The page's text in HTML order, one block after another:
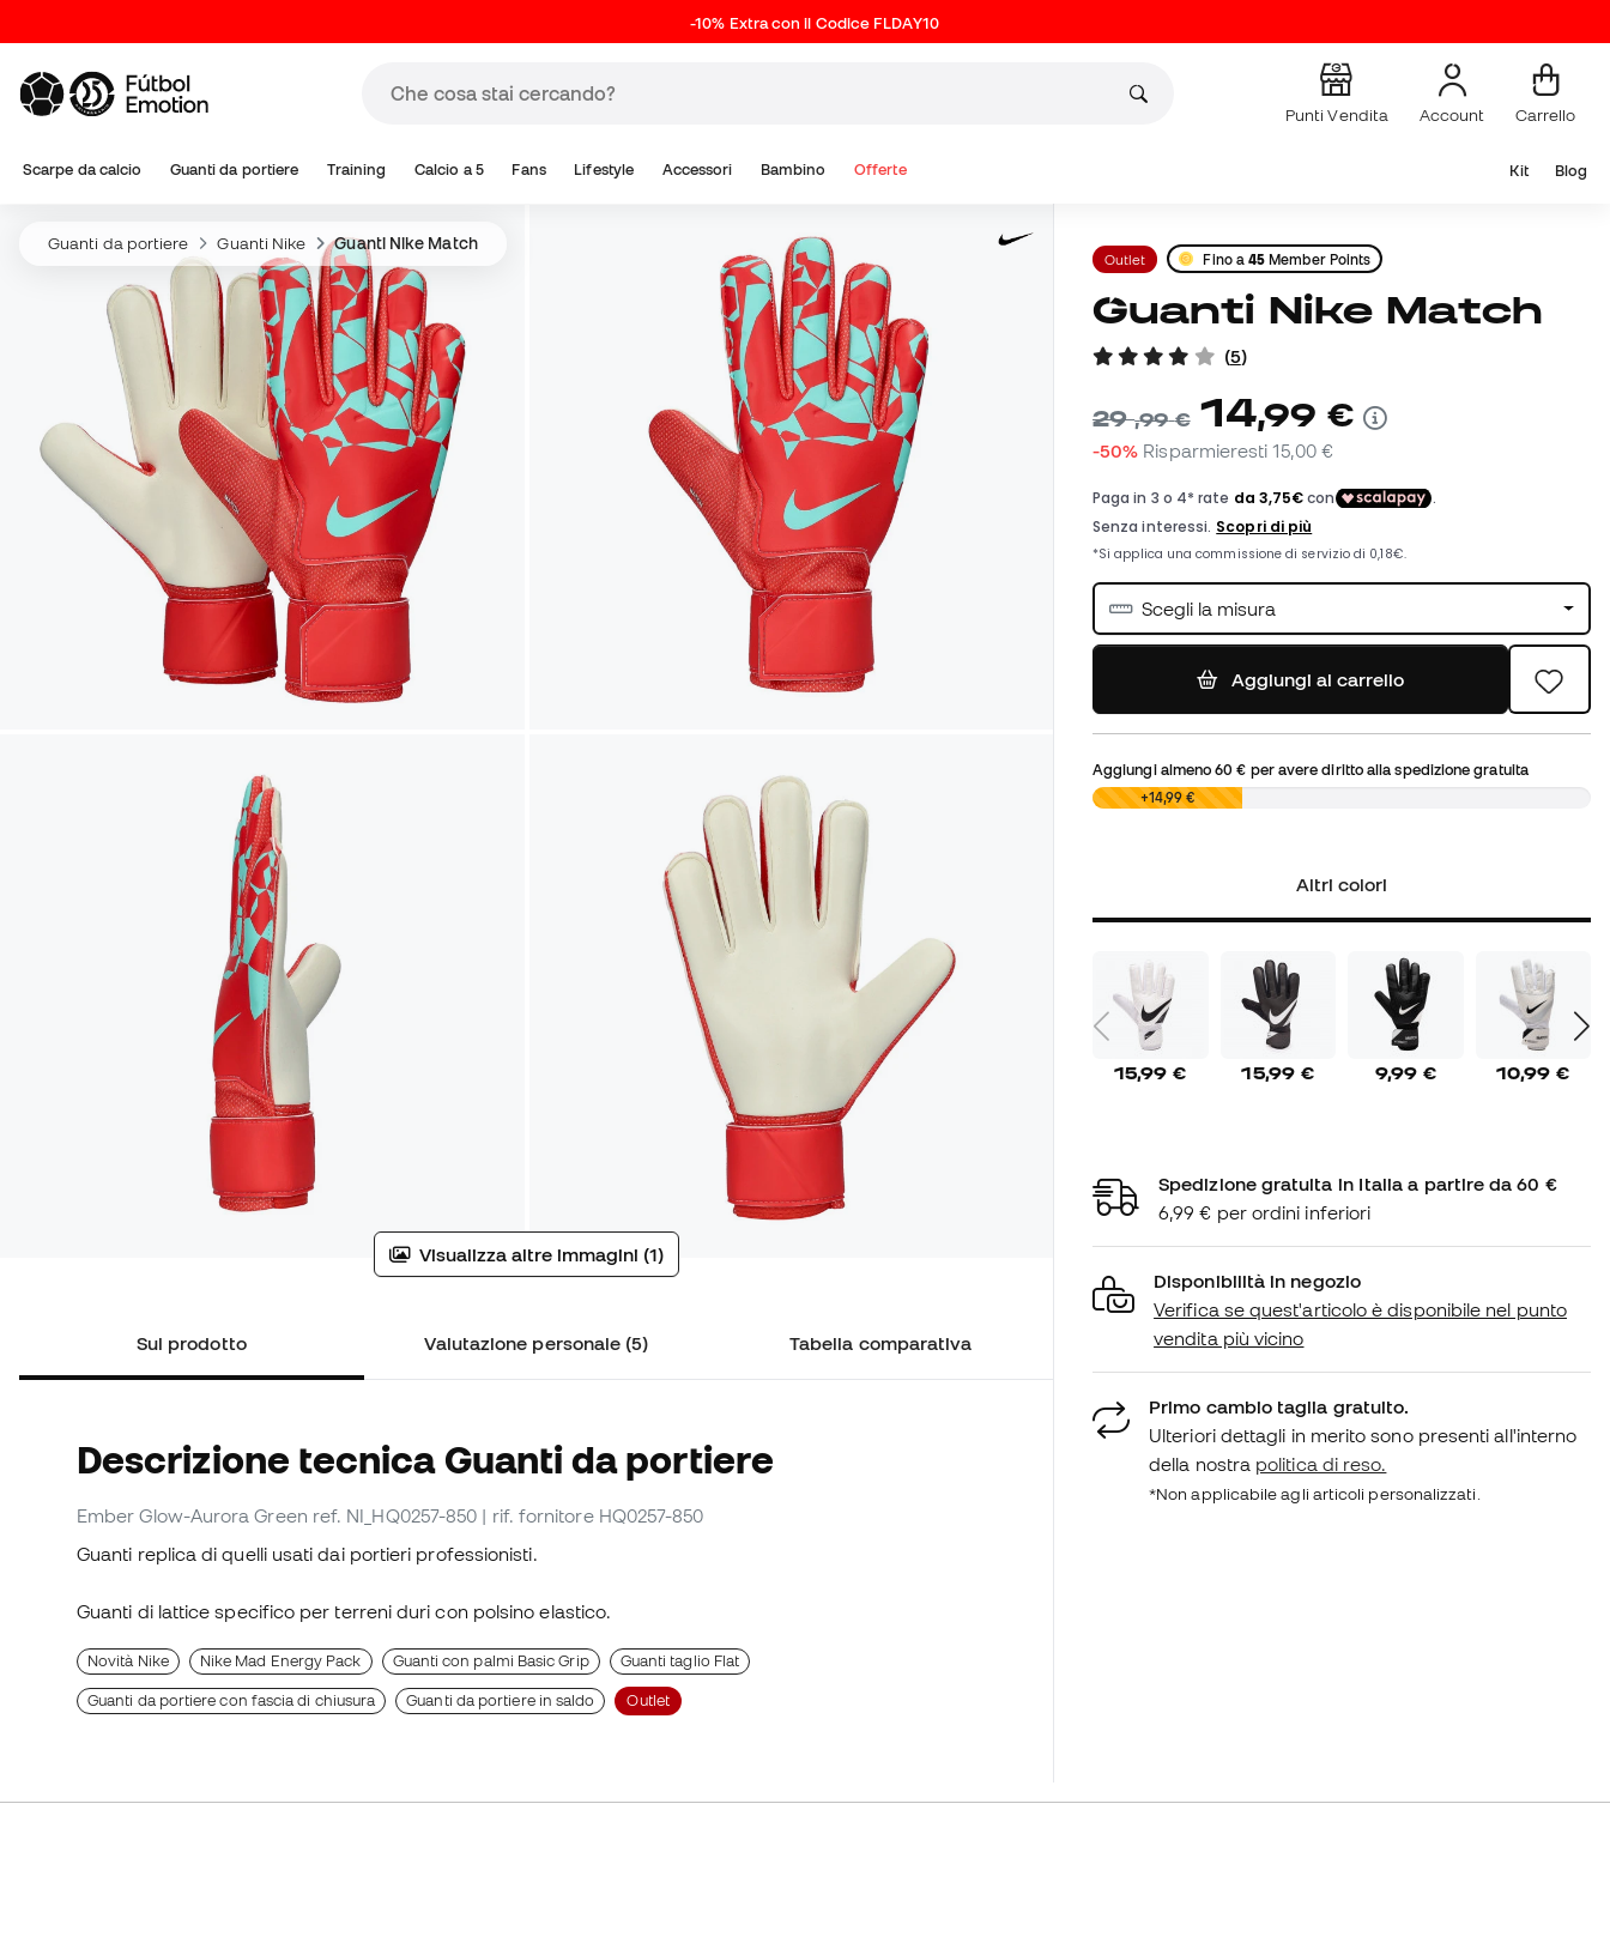
-10% Extra con il Codice FLDAY10
Punti Vendita Account Carrello
Scarpe da calcio Guanti da portiere Training Calcio a 5 Fans Lifestyle Accessori Bambino Offerte Kit Blog
Guanti da portiere Guanti Nike Guanti Nike Match
Visualizza altre immagini (1)
Sul prodotto Valutazione personale (5) Tabella comparativa
Descrizione tecnica Guanti da portiere
Ember Glow-Aurora Green ref. NI_HQ0257-850 | rif. fornitore HQ0257-850
Guanti replica di quelli usati dai portieri professionisti.
Guanti di lattice specifico per terreni duri con polsino elastico.
Novità Nike Nike Mad Energy Pack Guanti con palmi Basic Grip Guanti taglio Flat
Guanti da portiere con fascia di chiusura Guanti da portiere in saldo Outlet
Outlet Fino a45 Member Points
Guanti Nike Match
(5)
29,99 € 14,99 €
-50% Risparmieresti15,00 €
Scegli la misura
Aggiungi al carrello
Aggiungi almeno60 € per avere diritto alla spedizione gratuita
0,00 € +14,99 €
Altri colori
15,99 € 15,99 € 9,99 € 10,99 €
Spedizione gratuita in Italia a partire da 60 €
6,99 € per ordini inferiori
Disponibilità in negozio
Verifica se quest'articolo è disponibile nel punto
vendita più vicino
Primo cambio taglia gratuito.
Ulteriori dettagli in merito sono presenti all'interno
della nostra politica di reso.
*Non applicabile agli articoli personalizzati.